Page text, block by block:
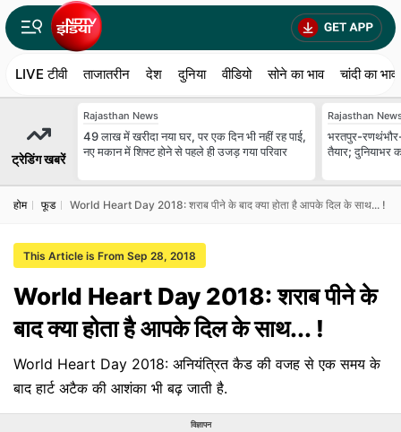
LIVE टीवी ताजातरीन देश दुनिया वीडियो सोने का भाव चांदी का भाव
ट्रेडिंग खबरें
Rajasthan News
49 लाख में खरीदा नया घर, पर एक दिन भी नहीं रह पाई,
नए मकान में शिफ्ट होने से पहले ही उजड़ गया परिवार
Rajasthan
भरतपुर-रणथंभौर-
तैयार; दुनियाभर
होम फूड World Heart Day 2018: शराब पीने के बाद क्या होता है आपके दिल के साथ... !
This Article is From Sep 28, 2018
World Heart Day 2018: शराब पीने के
बाद क्या होता है आपके दिल के साथ... !
World Heart Day 2018: अनियंत्रित कैड की वजह से एक समय के
बाद हार्ट अटैक की आशंका भी बढ़ जाती है.
विज्ञापन